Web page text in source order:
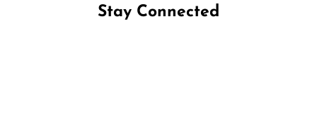
Stay Connected